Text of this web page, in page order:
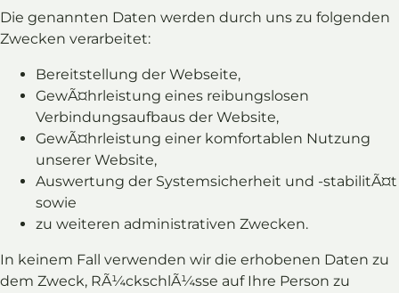
Die genannten Daten werden durch uns zu folgenden
Zwecken verarbeitet:
Bereitstellung der Webseite,
GewÃ¤hrleistung eines reibungslosen
Verbindungsaufbaus der Website,
GewÃ¤hrleistung einer komfortablen Nutzung
unserer Website,
Auswertung der Systemsicherheit und -stabilitÃ¤t
sowie
zu weiteren administrativen Zwecken.
In keinem Fall verwenden wir die erhobenen Daten zu
dem Zweck, RÃ¼ckschlÃ¼sse auf Ihre Person zu